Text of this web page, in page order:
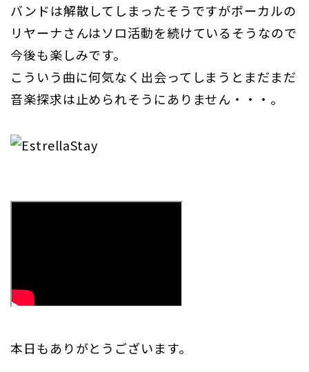
バンドは解散してしまったそうですがボーカルの
リヤーナさんはソロ活動を続けているそうなので
今後も楽しみです。
こういう曲に何気なく出会ってしまうとまだまだ
音楽探求は止められそうにありません・・・。
本日もありがとうございます。